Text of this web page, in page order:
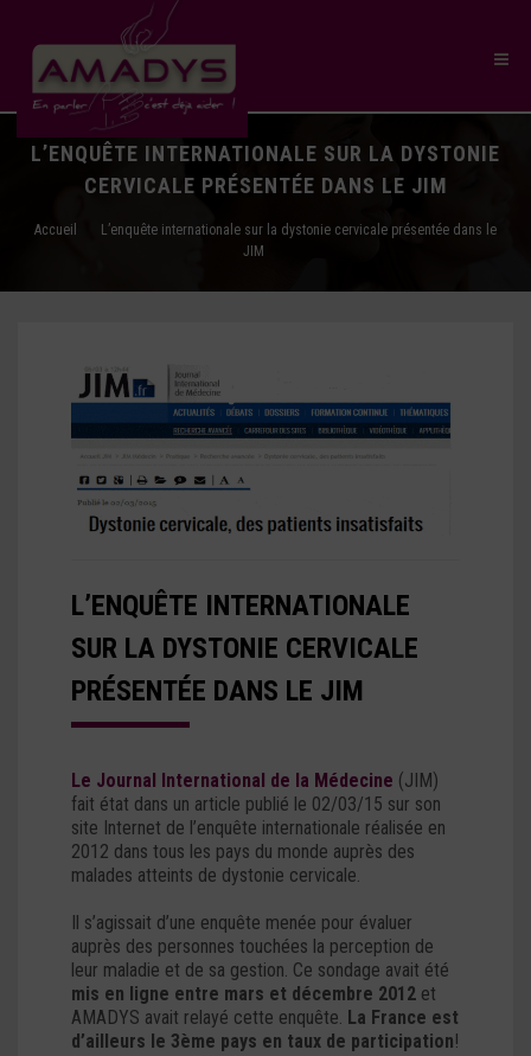
L’ENQUÊTE INTERNATIONALE SUR LA DYSTONIE
CERVICALE PRÉSENTÉE DANS LE JIM
Accueil
L’enquête internationale sur la dystonie cervicale présentée dans le
JIM
L’ENQUÊTE INTERNATIONALE
SUR LA DYSTONIE CERVICALE
PRÉSENTÉE DANS LE JIM
Le Journal International de la Médecine (JIM)
fait état dans un article publié le 02/03/15 sur son
site Internet de l’enquête internationale réalisée en
2012 dans tous les pays du monde auprès des
malades atteints de dystonie cervicale.
Il s’agissait d’une enquête menée pour évaluer
auprès des personnes touchées la perception de
leur maladie et de sa gestion. Ce sondage avait été
mis en ligne entre mars et décembre 2012 et
AMADYS avait relayé cette enquête. La France est
d’ailleurs le 3ème pays en taux de participation!